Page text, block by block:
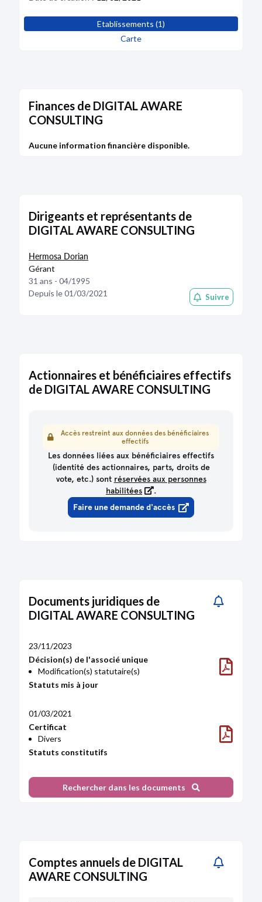
Etablissements (1)
Carte
Finances de DIGITAL AWARE
CONSULTING
Aucune information financière disponible.
Dirigeants et représentants de
DIGITAL AWARE CONSULTING
Hermosa Dorian
Gérant
31 ans - 04/1995
Depuis le 01/03/2021
Suivre
Actionnaires et bénéficiaires effectifs
de DIGITAL AWARE CONSULTING
Accès restreint aux données des bénéficiaires
effectifs
Les données liées aux bénéficiaires effectifs
(identité des actionnaires, parts, droits de
vote, etc.) sont réservées aux personnes
habilitées
.
Faire une demande d'accès
Documents juridiques de
DIGITAL AWARE CONSULTING
Décision(s) de l'associé unique
Modification(s) statutaire(s)
Statuts mis à jour
23/11/2023
Certificat
Divers
Statuts constitutifs
01/03/2021
Rechercher dans les documents
Comptes annuels de DIGITAL
AWARE CONSULTING